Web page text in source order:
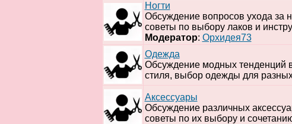
Ногти
Обсуждение вопросов ухода за
советы по выбору лаков и
Модератор: Орхидея73
Одежда
Обсуждение модных тенденций
стиля, выбор одежды для
Аксессуары
Обсуждение различных
советы по их выбору и